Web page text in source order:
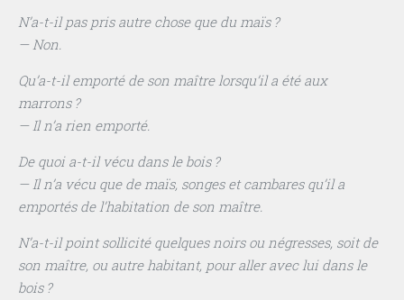
N’a-t-il pas pris autre chose que du maïs ?
— Non.
Qu’a-t-il emporté de son maître lorsqu’il a été aux
marrons ?
— Il n’a rien emporté.
De quoi a-t-il vécu dans le bois ?
—Il n’a vécu que de maïs, songes et cambares qu’il a
emportés de l’habitation de son maître.
N’a-t-il point sollicité quelques noirs ou négresses, soit de
son maître, ou autre habitant, pour aller avec lui dans le
bois ?